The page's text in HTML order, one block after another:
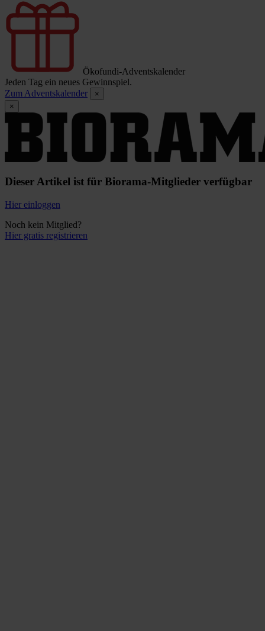
Ökofundi-Adventskalender
Jeden Tag ein neues Gewinnspiel.
Zum Adventskalender
×
×
Dieser Artikel ist für Biorama-Mitglieder verfügbar
Hier einloggen
Noch kein Mitglied?
Hier gratis registrieren